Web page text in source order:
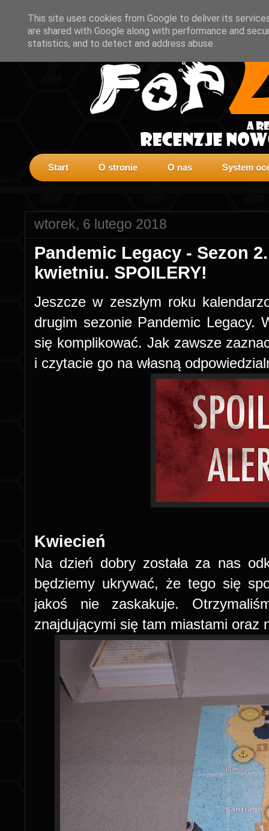
Start O stronie O nas System
wtorek, 6 lutego 2018
Pandemic Legacy - Sezon
kwietniu. SPOILERY!
Jeszcze w zeszłym roku
drugim sezonie Pandemic Legacy.
się komplikować. Jak zawsze
i czytacie go na własną
Kwiecień
Na dzień dobry została za nas
będziemy ukrywać, że tego się
jakoś nie zaskakuje.
znajdującymi się tam miastami oraz
This site uses cookies from Google to deliver its
are shared with Google along with performance and
statistics, and to detect and address abuse.